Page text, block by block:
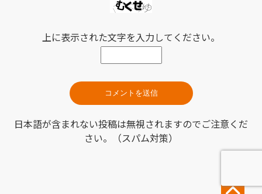
上に表示された文字を入力してください。
日本語が含まれない投稿は無視されますのでご注意くだ
さい。（スパム対策）